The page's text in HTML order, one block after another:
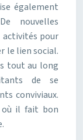
également
nouvelles
activités pour
le lien social.
tout au long
de se
conviviaux.
où il fait bon